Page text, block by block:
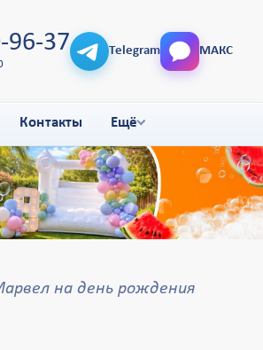
96-37 Telegram МАКС
Контакты Ещё
на день рождения